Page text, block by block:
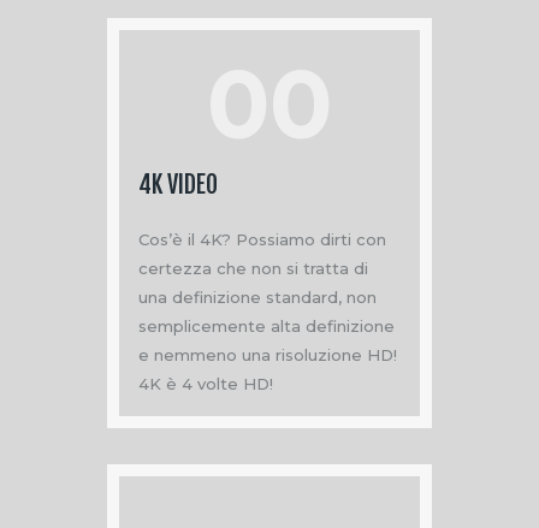
4K VIDEO
Cos’è il 4K? Possiamo dirti con
certezza che non si tratta di
una definizione standard, non
semplicemente alta definizione
e nemmeno una risoluzione HD!
4K è 4 volte HD!